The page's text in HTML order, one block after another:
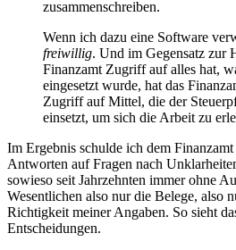
zusammenschreiben.
Wenn ich dazu eine Software
freiwillig. Und im Gegensatz zur
Finanzamt Zugriff auf alles hat,
eingesetzt wurde, hat das
Zugriff auf Mittel, die der
einsetzt, um sich die Arbeit zu
Im Ergebnis schulde ich dem
Antworten auf Fragen nach
sowieso seit Jahrzehnten immer ohne
Wesentlichen also nur die Belege, also
Richtigkeit meiner Angaben. So sieht
Entscheidungen.